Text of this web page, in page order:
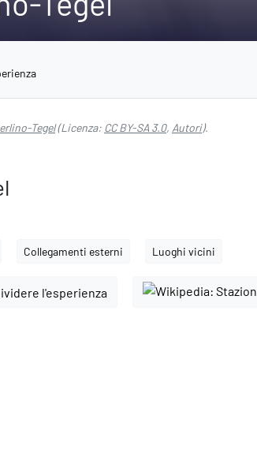
Tegel(Licenza: CC BY-SA 3.0, Autori).
Collegamenti esterni Luoghi vicini
l'esperienza